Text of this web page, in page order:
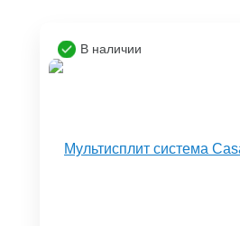
В наличии